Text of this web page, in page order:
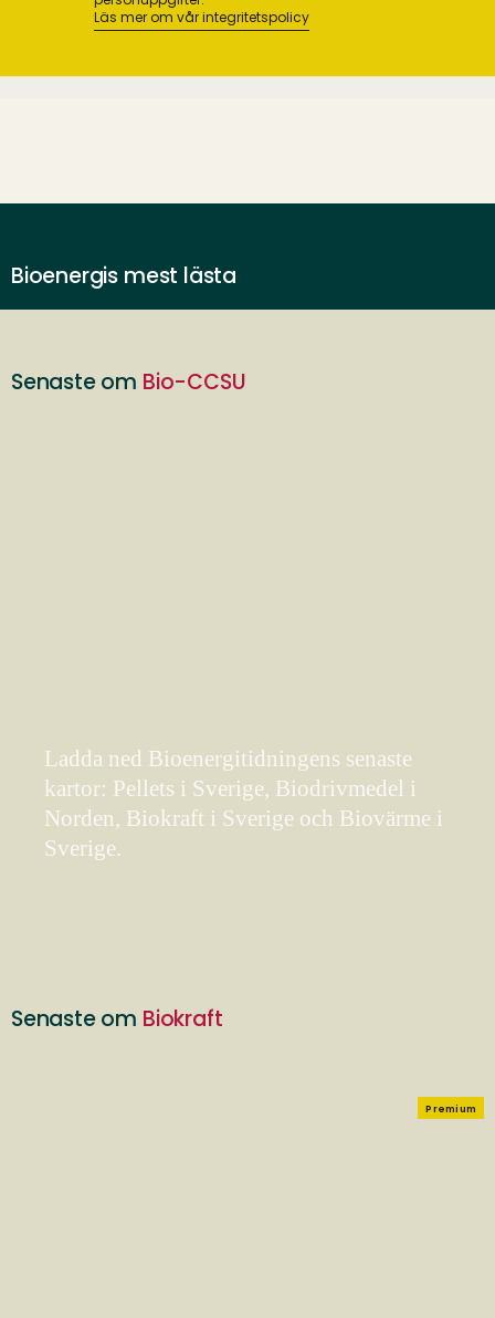
Läs mer om vår integritetspolicy
Bioenergis mest lästa
Senaste om Bio-CCSU
Ladda ned Bioenergitidningens senaste
kartor: Pellets i Sverige, Biodrivmedel i
Norden, Biokraft i Sverige och Biovärme i
Sverige.
Senaste om Biokraft
Premium